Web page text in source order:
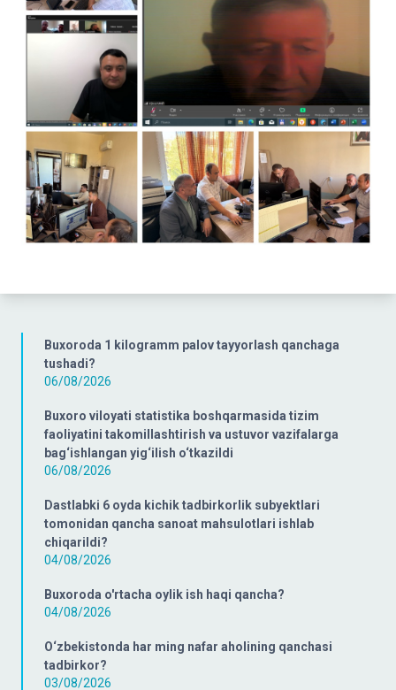
Buxoroda 1 kilogramm palov tayyorlash qanchaga
tushadi?
06/08/2026
Buxoro viloyati statistika boshqarmasida tizim
faoliyatini takomillashtirish va ustuvor vazifalarga
bag‘ishlangan yig‘ilish o‘tkazildi
06/08/2026
Dastlabki 6 oyda kichik tadbirkorlik subyektlari
tomonidan qancha sanoat mahsulotlari ishlab
chiqarildi?
04/08/2026
Buxoroda o'rtacha oylik ish haqi qancha?
04/08/2026
O‘zbekistonda har ming nafar aholining qanchasi
tadbirkor?
03/08/2026